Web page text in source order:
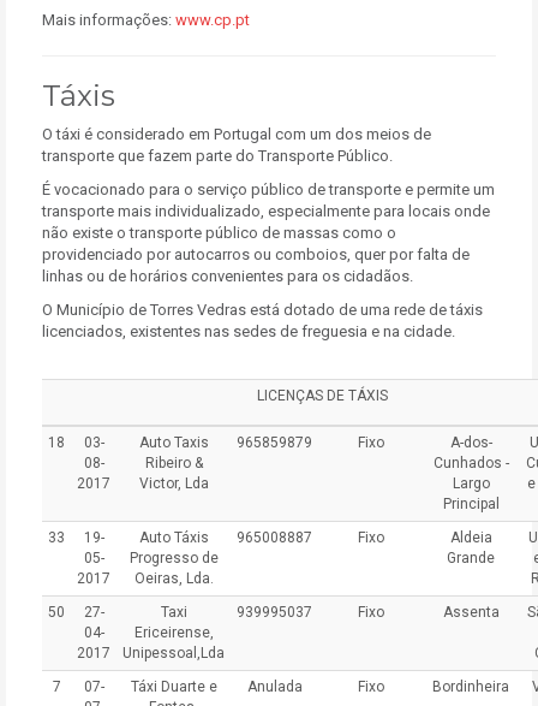
Mais informações: www.cp.pt
Táxis
O táxi é considerado em Portugal com um dos meios de
transporte que fazem parte do Transporte Público.
É vocacionado para o serviço público de transporte e permite um
transporte mais individualizado, especialmente para locais onde
não existe o transporte público de massas como o
providenciado por autocarros ou comboios, quer por falta de
linhas ou de horários convenientes para os cidadãos.
O Município de Torres Vedras está dotado de uma rede de táxis
licenciados, existentes nas sedes de freguesia e na cidade.
LICENÇAS DE TÁXIS
18
03-
08-
2017
Auto Taxis
Ribeiro &
Victor, Lda
965859879 Fixo
A-dos-
Cunhados -
Largo
Principal
33
19-
05-
2017
Auto Táxis
Progresso de
Oeiras, Lda.
965008887 Fixo
Aldeia
Grande
50
27-
04-
2017
Taxi
Ericeirense,
Unipessoal,Lda
939995037 Fixo Assenta
7
07-
Táxi Duarte e
Anulada Fixo Bordinheira